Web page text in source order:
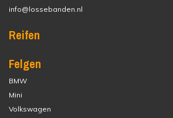
info@lossebanden.nl
Reifen
Felgen
BMW
Mini
Volkswagen